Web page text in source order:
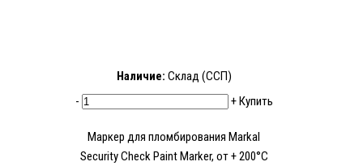
Наличие: Склад (ССП)
-
+Купить
Маркер для пломбирования Markal
Security Check Paint Marker, от + 200°C